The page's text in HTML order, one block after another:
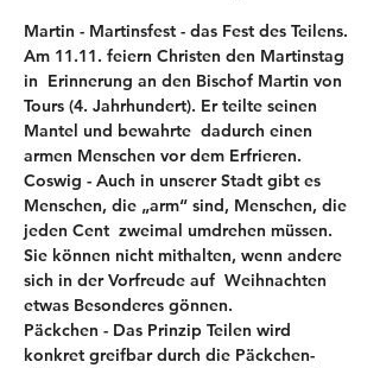
Martin - Martinsfest - das Fest des Teilens.
Am 11.11. feiern Christen den Martinstag
in  Erinnerung an den Bischof Martin von
Tours (4. Jahrhundert). Er teilte seinen
Mantel und bewahrte  dadurch einen
armen Menschen vor dem Erfrieren.
Coswig - Auch in unserer Stadt gibt es
Menschen, die „arm“ sind, Menschen, die
jeden Cent  zweimal umdrehen müssen.
Sie können nicht mithalten, wenn andere
sich in der Vorfreude auf  Weihnachten
etwas Besonderes gönnen.
Päckchen - Das Prinzip Teilen wird
konkret greifbar durch die Päckchen-